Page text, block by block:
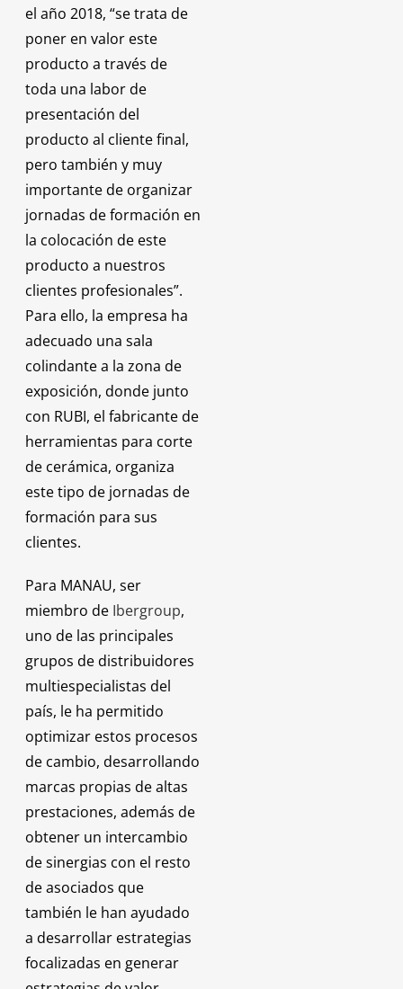
el año 2018, “se trata de
poner en valor este
producto a través de
toda una labor de
presentación del
producto al cliente final,
pero también y muy
importante de organizar
jornadas de formación en
la colocación de este
producto a nuestros
clientes profesionales”.
Para ello, la empresa ha
adecuado una sala
colindante a la zona de
exposición, donde junto
con RUBI, el fabricante de
herramientas para corte
de cerámica, organiza
este tipo de jornadas de
formación para sus
clientes.
Para MANAU, ser
miembro de Ibergroup,
uno de las principales
grupos de distribuidores
multiespecialistas del
país, le ha permitido
optimizar estos procesos
de cambio, desarrollando
marcas propias de altas
prestaciones, además de
obtener un intercambio
de sinergias con el resto
de asociados que
también le han ayudado
a desarrollar estrategias
focalizadas en generar